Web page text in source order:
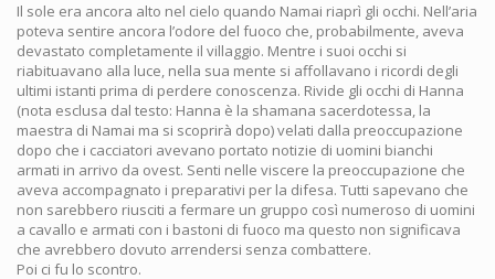
Il sole era ancora alto nel cielo quando Namai riaprì gli occhi. Nell’aria
poteva sentire ancora l’odore del fuoco che, probabilmente, aveva
devastato completamente il villaggio. Mentre i suoi occhi si
riabituavano alla luce, nella sua mente si affollavano i ricordi degli
ultimi istanti prima di perdere conoscenza. Rivide gli occhi di Hanna
(nota esclusa dal testo: Hanna è la shamana sacerdotessa, la
maestra di Namai ma si scoprirà dopo) velati dalla preoccupazione
dopo che i cacciatori avevano portato notizie di uomini bianchi
armati in arrivo da ovest. Senti nelle viscere la preoccupazione che
aveva accompagnato i preparativi per la difesa. Tutti sapevano che
non sarebbero riusciti a fermare un gruppo così numeroso di uomini
a cavallo e armati con i bastoni di fuoco ma questo non significava
che avrebbero dovuto arrendersi senza combattere.
Poi ci fu lo scontro.